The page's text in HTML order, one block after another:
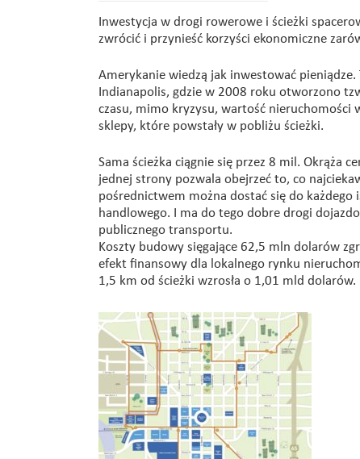
Inwestycja w drogi rowerowe i ścieżki
zwrócić i przynieść korzyści ekonomiczne
Amerykanie wiedzą jak inwestować pieniądze.
Indianapolis, gdzie w 2008 roku otworzono
czasu, mimo kryzysu, wartość nieruchomości
sklepy, które powstały w pobliżu ścieżki.
Sama ścieżka ciągnie się przez 8 mil. Okrąża
jednej strony pozwala obejrzeć to, co
pośrednictwem można dostać się do
handlowego. I ma do tego dobre drogi
publicznego transportu.
Koszty budowy sięgające 62,5 mln dolarów
efekt finansowy dla lokalnego rynku
1,5 km od ścieżki wzrosła o 1,01 mld dolarów.